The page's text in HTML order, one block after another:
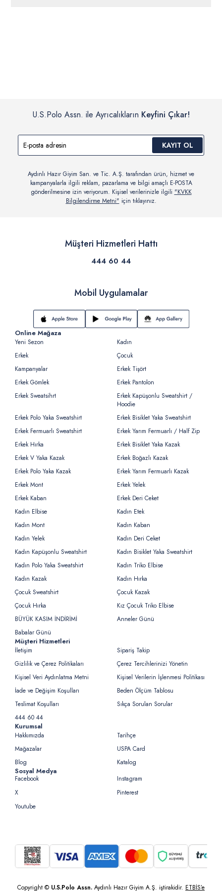
U.S.Polo Assn. ile Ayrıcalıkların Keyfini Çıkar!
KAYIT OL
Aydınlı Hazır Giyim San. ve Tic. A.Ş. tarafından ürün, hizmet ve
kampanyalarla ilgili reklam, pazarlama ve bilgi amaçlı E-POSTA
gönderilmesine izin veriyorum. Kişisel verilerinizle ilgili "KVKK
Bilgilendirme Metni" için tıklayınız.
Müşteri Hizmetleri Hattı
444 60 44
Mobil Uygulamalar
Online Mağaza
Yeni Sezon
Kadın
Erkek
Çocuk
Kampanyalar
Erkek Tişört
Erkek Gömlek
Erkek Pantolon
Erkek Sweatsihrt
Erkek Kapüşonlu Sweatshirt /
Hoodie
Erkek Polo Yaka Sweatshirt
Erkek Bisiklet Yaka Sweatshirt
Erkek Fermuarlı Sweatshirt
Erkek Yarım Fermuarlı / Half Zip
Erkek Hırka
Erkek Bisiklet Yaka Kazak
Erkek V Yaka Kazak
Erkek Boğazlı Kazak
Erkek Polo Yaka Kazak
Erkek Yarım Fermuarlı Kazak
Erkek Mont
Erkek Yelek
Erkek Kaban
Erkek Deri Ceket
Kadın Elbise
Kadın Etek
Kadın Mont
Kadın Kaban
Kadın Yelek
Kadın Deri Ceket
Kadın Kapüşonlu Sweatshirt
Kadın Bisiklet Yaka Sweatshirt
Kadın Polo Yaka Sweatshirt
Kadın Triko Elbise
Kadın Kazak
Kadın Hırka
Çocuk Sweatshirt
Çocuk Kazak
Çocuk Hırka
Kız Çocuk Triko Elbise
BÜYÜK KASIM İNDİRİMİ
Anneler Günü
Babalar Günü
Müşteri Hizmetleri
İletişim
Sipariş Takip
Gizlilik ve Çerez Politikaları
Çerez Tercihlerinizi Yönetin
Kişisel Veri Aydınlatma Metni
Kişisel Verilerin İşlenmesi Politikası
İade ve Değişim Koşulları
Beden Ölçüm Tablosu
Teslimat Koşulları
Sıkça Sorulan Sorular
444 60 44
Kurumsal
Hakkımızda
Tarihçe
Mağazalar
USPA Card
Blog
Katalog
Sosyal Medya
Facebook
Instagram
X
Pinterest
Youtube
Copyright © U.S.Polo Assn. Aydınlı Hazır Giyim A.Ş. iştirakidir. ETBİS’e